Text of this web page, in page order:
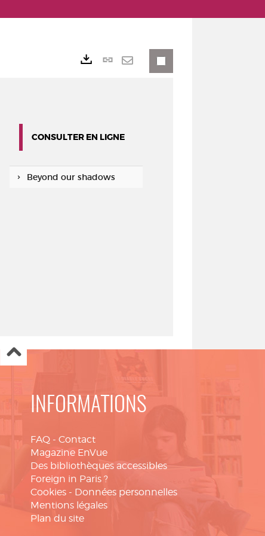
Lien
CONSULTER EN LIGNE
Beyond our shadows
INFORMATIONS
FAQ - Contact
Magazine EnVue
Des bibliothèques accessibles
Foreign in Paris ?
Cookies - Données personnelles
Mentions légales
Plan du site